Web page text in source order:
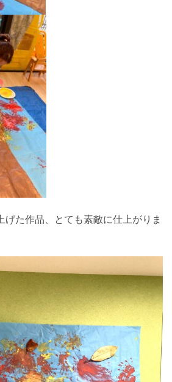
げた作品、とても素敵に仕上がりま